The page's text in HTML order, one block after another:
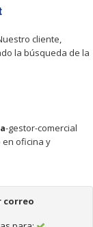
cliente,
la búsqueda de la
-gestor-comercial
en oficina y
correo